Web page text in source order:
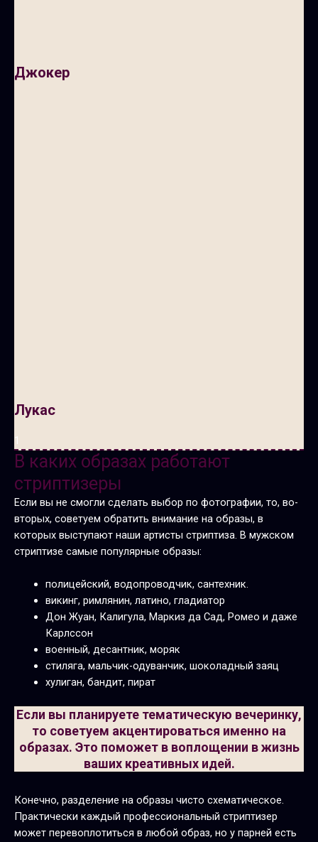
Джокер
Лукас
В каких образах работают
стриптизеры
Если вы не смогли сделать выбор по фотографии, то, во-
вторых, советуем обратить внимание на образы, в
которых выступают наши артисты стриптиза. В мужском
стриптизе самые популярные образы:
полицейский, водопроводчик, сантехник.
викинг, римлянин, латино, гладиатор
Дон Жуан, Калигула, Маркиз да Сад, Ромео и даже
Карлссон
военный, десантник, моряк
стиляга, мальчик-одуванчик, шоколадный заяц
хулиган, бандит, пират
Если вы планируете тематическую вечеринку,
то советуем акцентироваться именно на
образах. Это поможет в воплощении в жизнь
ваших креативных идей.
Конечно, разделение на образы чисто схематическое.
Практически каждый профессиональный стриптизер
может перевоплотиться в любой образ, но у парней есть